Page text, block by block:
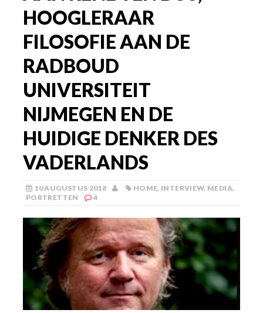
HOOGLERAAR
FILOSOFIE AAN DE
RADBOUD
UNIVERSITEIT
NIJMEGEN EN DE
HUIDIGE DENKER DES
VADERLANDS
10 AUGUSTUS 2018 HOME, INTERVIEW, MEDIA,
PORTRETTEN
4